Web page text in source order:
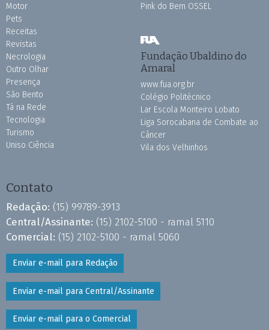
Motor
Pets
Receitas
Revistas
Necrologia
Outro Olhar
Presença
São Bento
Tá na Rede
Tecnologia
Turismo
Uniso Ciência
Pink do Bem OSSEL
Fundação Ubaldino do
Amaral
www.fua.org.br
Colégio Politécnico
Lar Escola Monteiro Lobato
Liga Sorocabana de Combate ao
Câncer
Vila dos Velhinhos
Contato
Redação: (15) 99789-3913
Central/Assinante: (15) 2102-5100 - ramal 5110
Comercial: (15) 2102-5100 - ramal 5060
Enviar e-mail para Redação
Enviar e-mail para Central/Assinante
Enviar e-mail para o Comercial